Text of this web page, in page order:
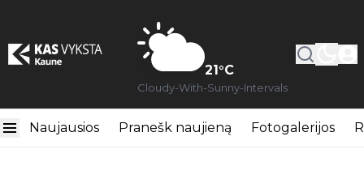
21°C
Cloudy-With-Sunny-Intervals
Naujausios Pranešk naujieną Fotogalerijos